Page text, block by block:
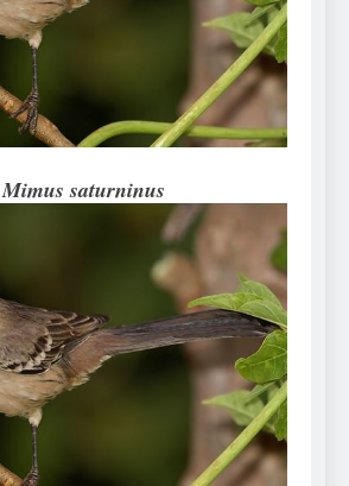
Can Bulldogs Play Fetch?
And How to Train Them!
7 Năm Ago
How Often Do I Need to
Groom My Bulldog
7 Năm Ago
Mimus saturninus